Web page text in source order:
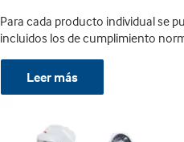
Para cada producto individual se
incluidos los de cumplimiento
Leer más